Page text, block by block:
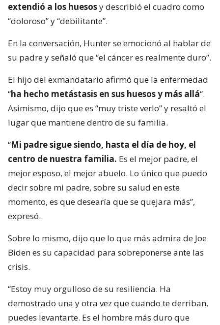
extendió a los huesosy describió el cuadro como
“doloroso” y “debilitante”.
En la conversación, Hunter se emocionó al hablar de
su padre y señaló que “el cáncer es realmente duro”.
El hijo del exmandatario afirmó que la enfermedad
“ha hecho metástasis en sus huesos y más allá“.
Asimismo, dijo que es “muy triste verlo” y resaltó el
lugar que mantiene dentro de su familia.
“Mi padre sigue siendo, hasta el día de hoy, el
centro de nuestra familia. Es el mejor padre, el
mejor esposo, el mejor abuelo. Lo único que puedo
decir sobre mi padre, sobre su salud en este
momento, es que desearía que se quejara más”,
expresó.
Sobre lo mismo, dijo que lo que más admira de Joe
Biden es su capacidad para sobreponerse ante las
crisis.
“Estoy muy orgulloso de su resiliencia. Ha
demostrado una y otra vez que cuando te derriban,
puedes levantarte. Es el hombre más duro que